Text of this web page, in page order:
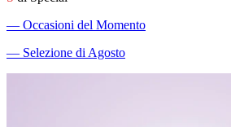
― Occasioni del Momento
― Selezione di Agosto